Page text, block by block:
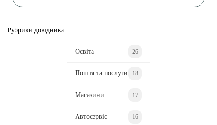
Рубрики довідника
Освіта 26
Пошта та послуги 18
Магазини 17
Автосервіс 16